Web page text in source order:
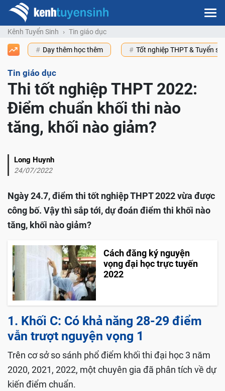
Kênh Tuyển Sinh Tin giáo dục
Dạy thêm học thêm Tốt nghiệp THPT & Tuyển
Tin giáo dục
Thi tốt nghiệp THPT 2022:
Điểm chuẩn khối thi nào
tăng, khối nào giảm?
Long Huynh
24/07/2022
Ngày 24.7, điểm thi tốt nghiệp THPT 2022 vừa được
công bố. Vậy thì sắp tới, dự đoán điểm thi khối nào
tăng, khối nào giảm?
Cách đăng ký nguyện
vọng đại học trực tuyến
2022
1. Khối C: Có khả năng 28-29 điểm
vẫn trượt nguyện vọng 1
Trên cơ sở so sánh phổ điểm khối thi đại học 3 năm
2020, 2021, 2022, một chuyên gia đã phân tích về dự
kiến điểm chuẩn.